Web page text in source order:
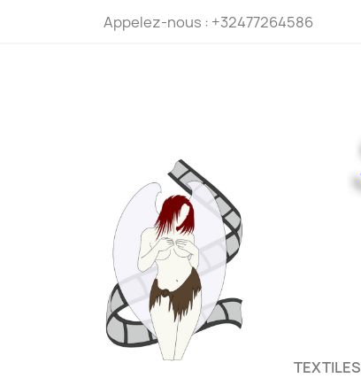
Appelez-nous : +32477264586
TEXTILES